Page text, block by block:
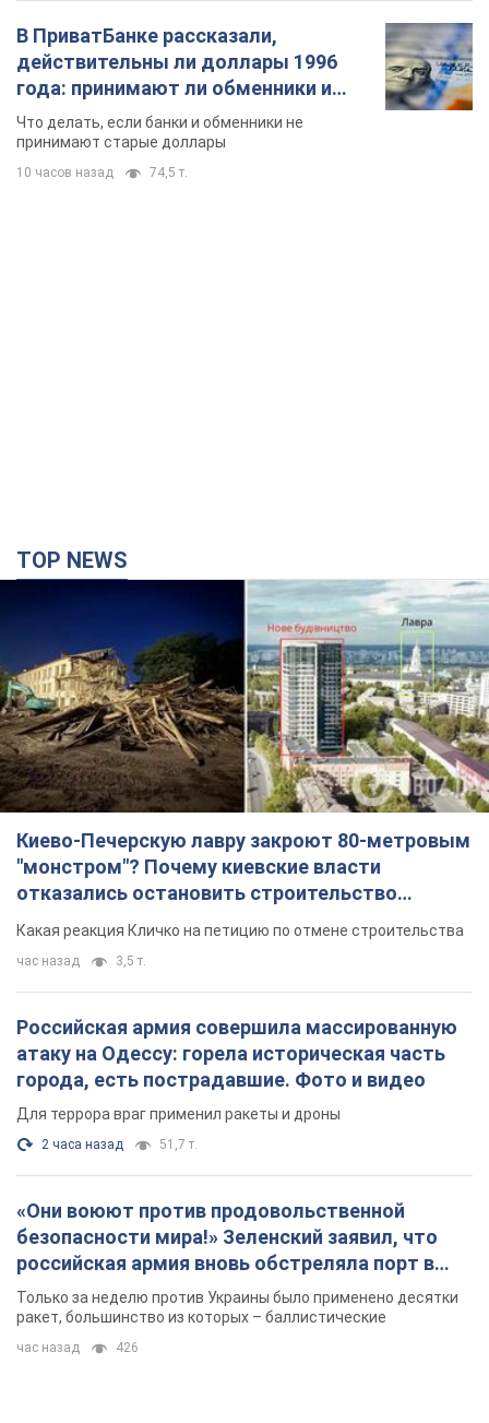
В ПриватБанке рассказали,
действительны ли доллары 1996
года: принимают ли обменники и
банки такие купюры
Что делать, если банки и обменники не
принимают старые доллары
10 часов назад 74,5 т.
TOP NEWS
Киево-Печерскую лавру закроют 80-метровым
"монстром"? Почему киевские власти
отказались остановить строительство
небоскреба "московского верующего"
Какая реакция Кличко на петицию по отмене строительства
час назад 3,5 т.
Российская армия совершила массированную
атаку на Одессу: горела историческая часть
города, есть пострадавшие. Фото и видео
Для террора враг применил ракеты и дроны
2 часа назад 51,7 т.
«Они воюют против продовольственной
безопасности мира!» Зеленский заявил, что
российская армия вновь обстреляла порт в
Одессе
Только за неделю против Украины было применено десятки
ракет, большинство из которых – баллистические
час назад 426